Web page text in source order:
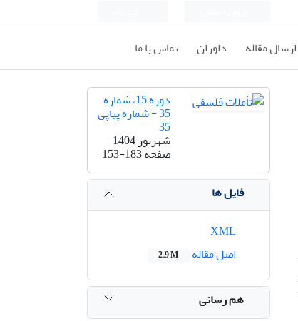
ارسال مقاله داوران تماس با ما
دوره 15، شماره
35 - شماره پیاپی
35
شهریور 1404
صفحه153-183
فایل ها
اصل مقاله
2.9 M
هم رسانی